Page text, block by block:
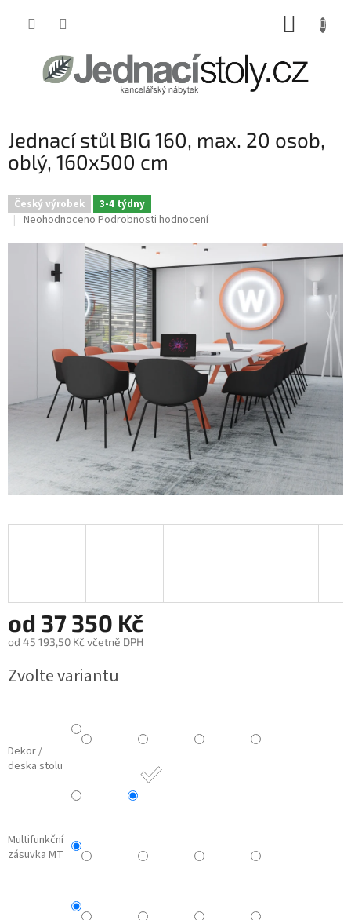
Jednací stůl BIG 160, max. 20 osob,
oblý, 160x500 cm
Český výrobek 3-4 týdny
Průměrné
Neohodnoceno Podrobnosti hodnocení
od 37 350 Kč
od 45 193,50 Kč včetně DPH
cena:
Zvolte variantu
Dekor /
deska stolu
Multifunkční
zásuvka MT